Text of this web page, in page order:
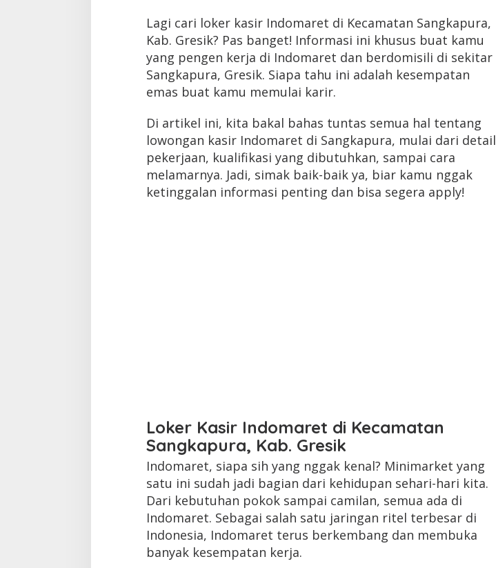
Lagi cari loker kasir Indomaret di Kecamatan Sangkapura,
Kab. Gresik? Pas banget! Informasi ini khusus buat kamu
yang pengen kerja di Indomaret dan berdomisili di sekitar
Sangkapura, Gresik. Siapa tahu ini adalah kesempatan
emas buat kamu memulai karir.
Di artikel ini, kita bakal bahas tuntas semua hal tentang
lowongan kasir Indomaret di Sangkapura, mulai dari detail
pekerjaan, kualifikasi yang dibutuhkan, sampai cara
melamarnya. Jadi, simak baik-baik ya, biar kamu nggak
ketinggalan informasi penting dan bisa segera apply!
Loker Kasir Indomaret di Kecamatan
Sangkapura, Kab. Gresik
Indomaret, siapa sih yang nggak kenal? Minimarket yang
satu ini sudah jadi bagian dari kehidupan sehari-hari kita.
Dari kebutuhan pokok sampai camilan, semua ada di
Indomaret. Sebagai salah satu jaringan ritel terbesar di
Indonesia, Indomaret terus berkembang dan membuka
banyak kesempatan kerja.